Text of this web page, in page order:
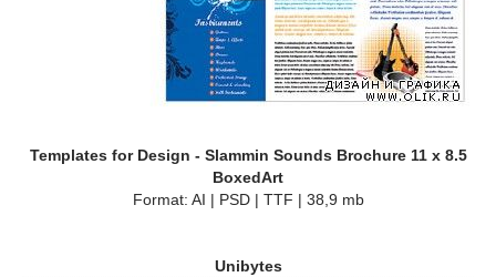
Templates for Design - Slammin Sounds Brochure 11 x 8.5
BoxedArt
Format: AI | PSD | TTF | 38,9 mb
Unibytes